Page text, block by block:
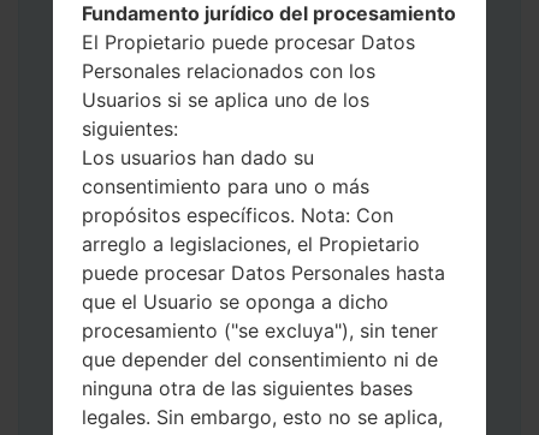
Presione y mantenga presionados la
tecla de Encendido, el botón de Subir
volumen y la tecla de Bixby.
Presione y mantenga presionadas las
teclas de Subir y de Bajar volumen y
luego conecte un cable USB.
Presione y mantenga presionados la
tecla de Encendido, el botón de Bajar
volumen y la tecla de Inicio.
Conecte un cable USB, luego
mantenga presionados el botón de Bixby
y la tecla de Bajar volumen.
Presione y mantenga presionados la
tecla de Encendido y el botón de Subir
volumen.
Fundamento jurídico del procesamiento
El Propietario puede procesar Datos
Personales relacionados con los
Usuarios si se aplica uno de los
siguientes:
Los usuarios han dado su
consentimiento para uno o más
propósitos específicos. Nota: Con
arreglo a legislaciones, el Propietario
puede procesar Datos Personales hasta
que el Usuario se oponga a dicho
procesamiento ("se excluya"), sin tener
que depender del consentimiento ni de
ninguna otra de las siguientes bases
legales. Sin embargo, esto no se aplica,